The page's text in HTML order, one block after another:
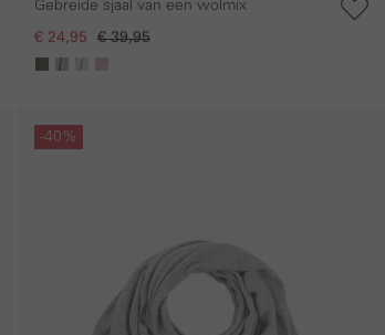
Gebreide sjaal van een wolmix
€ 24,95 € 39,95
-40%